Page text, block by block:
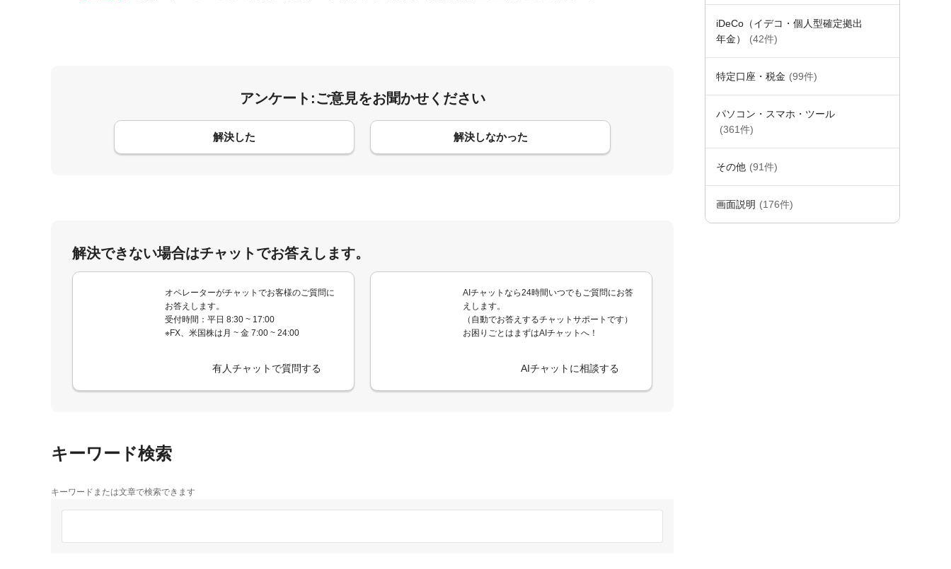
iDeCo（イデコ・個人型確定拠出
年金）
(42件)
特定口座・税金 (99件)
パソコン・スマホ・ツール
(361件)
その他 (91件)
画面説明 (176件)
アンケート:ご意見をお聞かせください
解決した 解決しなかった
コメント
解決できない場合はチャットでお答えします。
オペレーターがチャットでお客様のご質問に
お答えします。
受付時間：平日 8:30 ~ 17:00
※FX、米国株は月 ~ 金 7:00 ~ 24:00
有人チャットで質問する
AIチャットなら24時間いつでもご質問にお答
えします。
（自動でお答えするチャットサポートです）
お困りごとはまずはAIチャットへ！
AIチャットに相談する
キーワード検索
キーワードまたは文章で検索できます